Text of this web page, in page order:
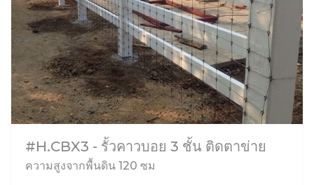
#H.CBX3 - รั้วคาวบอย 3 ชั้น ติดตาข่าย
ความสูงจากพื้นดิน 120 ซม